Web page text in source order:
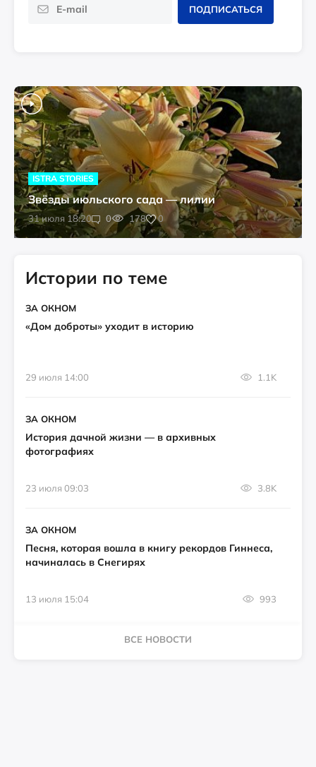
ПОДПИСАТЬСЯ
31 июля 18:20 0 178 0
ISTRA STORIES
Звёзды июльского сада — лилии
Истории по теме
ЗА ОКНОМ
«Дом доброты» уходит в историю
29 июля 14:00 1.1K
ЗА ОКНОМ
История дачной жизни — в архивных
фотографиях
23 июля 09:03 3.8K
ЗА ОКНОМ
Песня, которая вошла в книгу рекордов Гиннеса,
начиналась в Снегирях
13 июля 15:04 993
ВСЕ НОВОСТИ